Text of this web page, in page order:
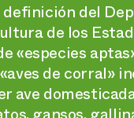
definición del
de los
«especies
de corral»
ave